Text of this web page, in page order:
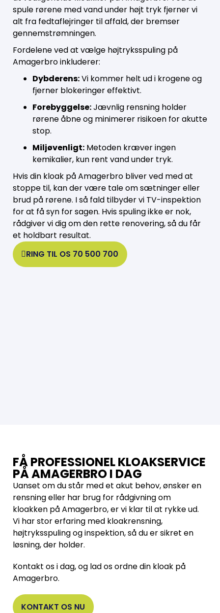
spule rørene med vand under højt tryk fjerner vi
alt fra fedtaflejringer til affald, der bremser
gennemstrømningen.
Fordelene ved at vælge højtryksspuling på
Amagerbro inkluderer:
Dybderens:Vi kommer helt ud i krogene og
fjerner blokeringer effektivt.
Forebyggelse:Jævnlig rensning holder
rørene åbne og minimerer risikoen for akutte
stop.
Miljøvenligt:Metoden kræver ingen
kemikalier, kun rent vand under tryk.
Hvis din kloak på Amagerbro bliver ved med at
stoppe til, kan der være tale om sætninger eller
brud på rørene. I så fald tilbyder vi TV-inspektion
for at få syn for sagen. Hvis spuling ikke er nok,
rådgiver vi dig om den rette renovering, så du får
et holdbart resultat.
RING TIL OS 70 500 700
FÅ PROFESSIONEL KLOAKSERVICE
PÅ AMAGERBRO I DAG
Uanset om du står med et akut behov, ønsker en
rensning eller har brug for rådgivning om
kloakken på Amagerbro, er vi klar til at rykke ud.
Vi har stor erfaring med kloakrensning,
højtryksspuling og inspektion, så du er sikret en
løsning, der holder.
Kontakt os i dag, og lad os ordne din kloak på
Amagerbro.
KONTAKT OS NU